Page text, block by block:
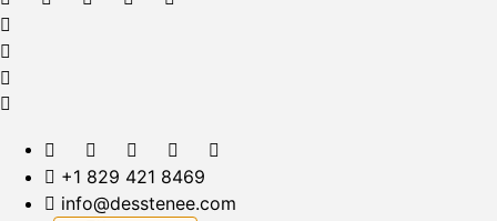
+1 829 421 8469
info@desstenee.com